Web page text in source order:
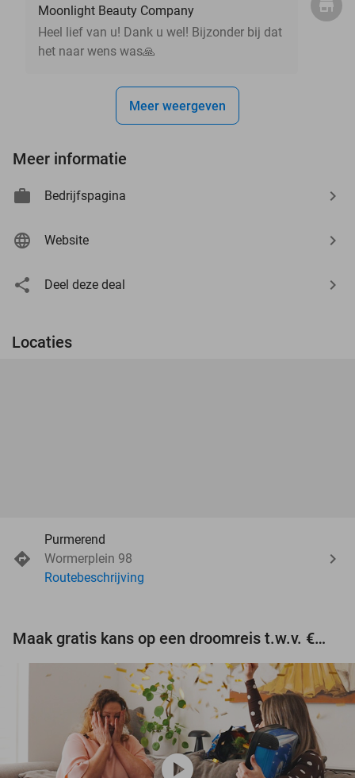
Moonlight Beauty Company
Heel lief van u! Dank u wel! Bijzonder bij dat
het naar wens was🙏
Meer weergeven
Meer informatie
Bedrijfspagina
Website
Deel deze deal
Locaties
Purmerend
Wormerplein 98
Routebeschrijving
Maak gratis kans op een droomreis t.w.v. €3.000!
play_circle